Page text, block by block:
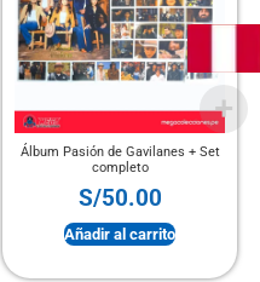
Álbum Pasión de Gavilanes + Set
completo
S/50.00
Añadir al carrito